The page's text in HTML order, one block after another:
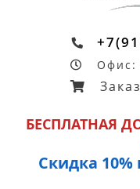
Офис:
БЕСПЛАТНАЯ
Скидка 10%